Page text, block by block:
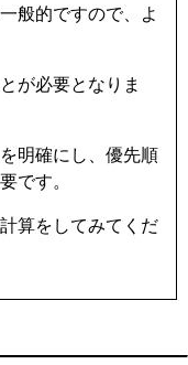
般的ですので、よ
が必要となりま
明確にし、優先順
です。
算をしてみてくだ